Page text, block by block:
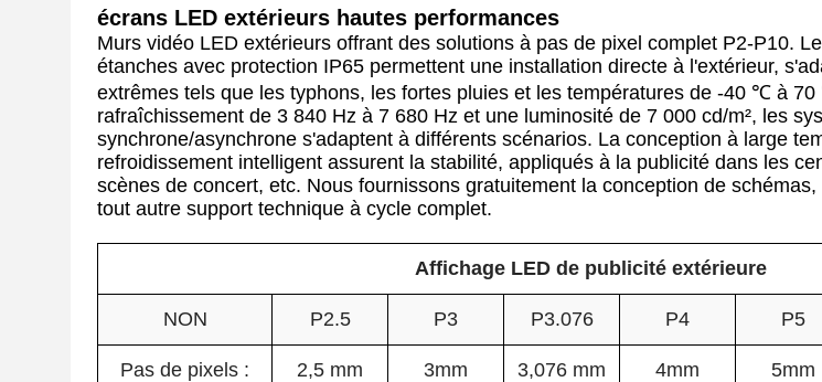
écrans LED extérieurs hautes performances
Murs vidéo LED extérieurs offrant des solutions à pas de pixel complet P2-P10.
étanches avec protection IP65 permettent une installation directe à l'extérieur,
extrêmes tels que les typhons, les fortes pluies et les températures de -40 ℃ à
rafraîchissement de 3 840 Hz à 7 680 Hz et une luminosité de 7 000 cd/m², les
synchrone/asynchrone s'adaptent à différents scénarios. La conception à large
refroidissement intelligent assurent la stabilité, appliqués à la publicité dans les
scènes de concert, etc. Nous fournissons gratuitement la conception de
tout autre support technique à cycle complet.
Affichage LED de publicité extérieure
NON P2.5 P3 P3.076 P4 P5
Pas de pixels : 2,5 mm 3mm 3,076 mm 4mm 5mm